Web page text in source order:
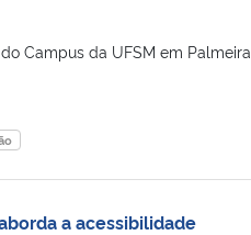
Campus da UFSM em Palmeira
a acessibilidade